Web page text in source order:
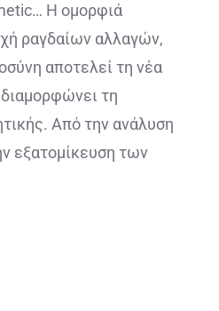
Η ομορφιά
ραγδαίων αλλαγών,
αποτελεί τη νέα
τη
Από την ανάλυση
εξατομίκευση των